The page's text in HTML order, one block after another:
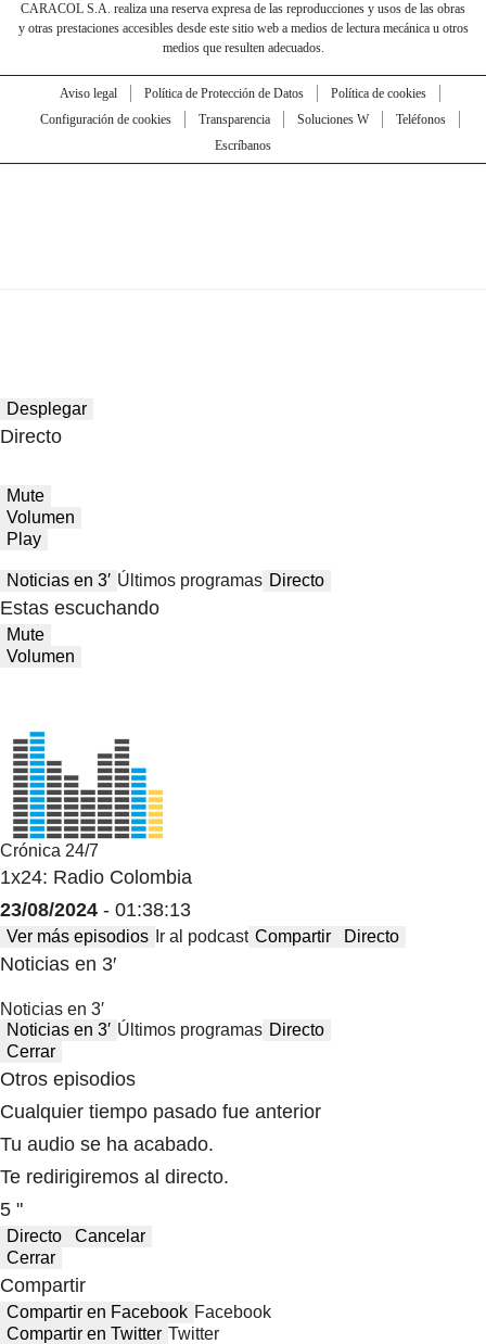
CARACOL S.A. realiza una reserva expresa de las reproducciones y usos de las obras
y otras prestaciones accesibles desde este sitio web a medios de lectura mecánica u otros
medios que resulten adecuados.
Aviso legal Política de Protección de Datos
Política de cookies
Configuración de cookies
Transparencia Soluciones W
Teléfonos
Escríbanos
Desplegar
Directo
Mute
Volumen
Play
Noticias en 3′ Últimos programas Directo
Estas escuchando
Mute
Volumen
Crónica 24/7
1x24: Radio Colombia
23/08/2024 - 01:38:13
Ver más episodios Ir al podcast Compartir Directo
Noticias en 3′
Noticias en 3′
Noticias en 3′ Últimos programas Directo
Cerrar
Otros episodios
Cualquier tiempo pasado fue anterior
Tu audio se ha acabado.
Te redirigiremos al directo.
5 "
Directo
Cancelar
Cerrar
Compartir
Compartir en Facebook Facebook
Compartir en Twitter Twitter